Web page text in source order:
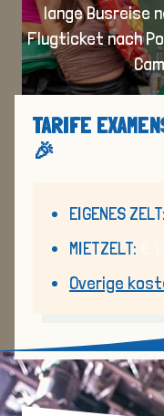
lange Busreise
Flugticket nach
TARIFE
🎉
EIGENES ZELT:
MIETZELT:
Overige